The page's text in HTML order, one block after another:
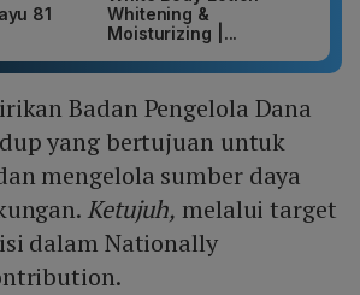
81
Whitening &
Moisturizing |...
Badan Pengelola Dana
yang bertujuan untuk
mengelola sumber daya
Ketujuh, melalui target
dalam Nationally